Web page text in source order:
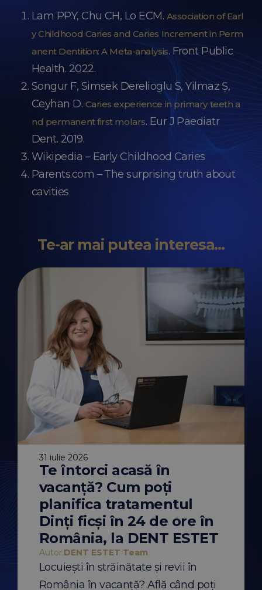
Lam PPY, Chu CH, Lo ECM. Association of Earl
y Childhood Caries and Caries Increment in Perm
anent Dentition: A Meta-analysis. Front Public
Health. 2022.
Songur F, Simsek Derelioglu S, Yilmaz Ş,
Ceyhan D. Caries experience in primary teeth a
nd permanent first molars. Eur J Paediatr
Dent. 2019.
Wikipedia – Early Childhood Caries
Parents.com – The surprising truth about
cavities
Te-ar mai putea interesa...
vs.
folosite pentru
31 iulie 2026
Te întorci acasă în
vacanță? Cum poți
planifica tratamentul
Dinți ficși în 24 de ore în
România, la DENT ESTET
Autor:DENT ESTET Team
Locuiești în străinătate și revii în
România în vacanță? Află când poți
Autor:
aparat dentar vara?
Citește mai mult